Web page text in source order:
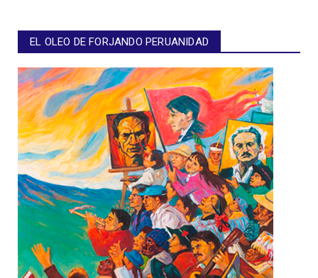
EL OLEO DE FORJANDO PERUANIDAD